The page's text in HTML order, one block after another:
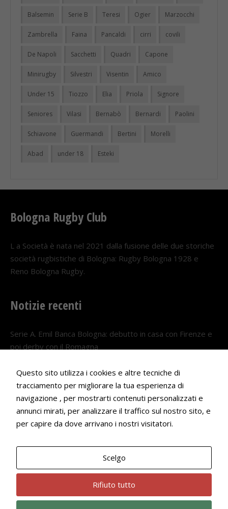
Balsemin Serie B Teresi Ogier Marzocchi
Zambrella Faina Pancaldi cirri covili
De Napoli Sacchetti Quadri Capone
Minirugby Silvestri Visentin Amico
Under 15 Tiozzo Elia Priola Signore
Seniores Vilasi Bernabò Bernardi Paolini
Schiavone Guermandi Bertini Morelli
Abad under 18 Esteki
Bologna Rugby Club
L a Società è nata nel 2021 dalla fusione delle due storiche
società rugbistiche di Bologna: Rugby Bologna 1928 e
Reno Bologna Rugby.
Notizie recenti
Serie A. Emil Banca Bologna: debutto in casa con Firenze e
poi derby con il Romagna
Serie A. Il Bologna nel girone veneto
29 LUGLIO 2026
Francesco Andrei convocato al Camp estivo della nazionale
22 LUGLIO 2026
Questo sito utilizza i cookies e altre tecniche di
tracciamento per migliorare la tua esperienza di
navigazione , per mostrarti contenuti personalizzati e
annunci mirati, per analizzare il traffico sul nostro sito, e
per capire da dove arrivano i nostri visitatori.
Scelgo
Rifiuto tutto